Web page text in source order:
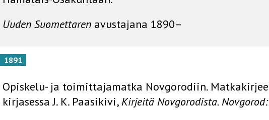
Uuden Suomettaren avustajana 1890–
1891
Opiskelu- ja toimittajamatka Novgorodiin.
kirjasessa J. K. Paasikivi, Kirjeitä Novgorodista.